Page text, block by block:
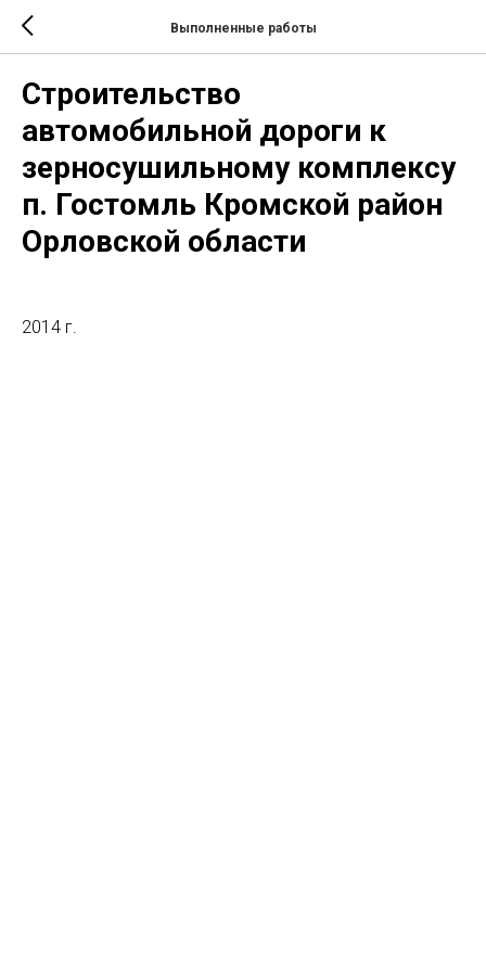
Выполненные работы
Строительство
автомобильной дороги к
зерносушильному комплексу
п. Гостомль Кромской район
Орловской области
2014 г.